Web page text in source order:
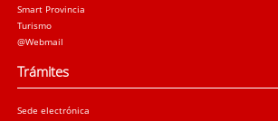
Smart Provincia
Turismo
@Webmail
Trámites
Sede electrónica